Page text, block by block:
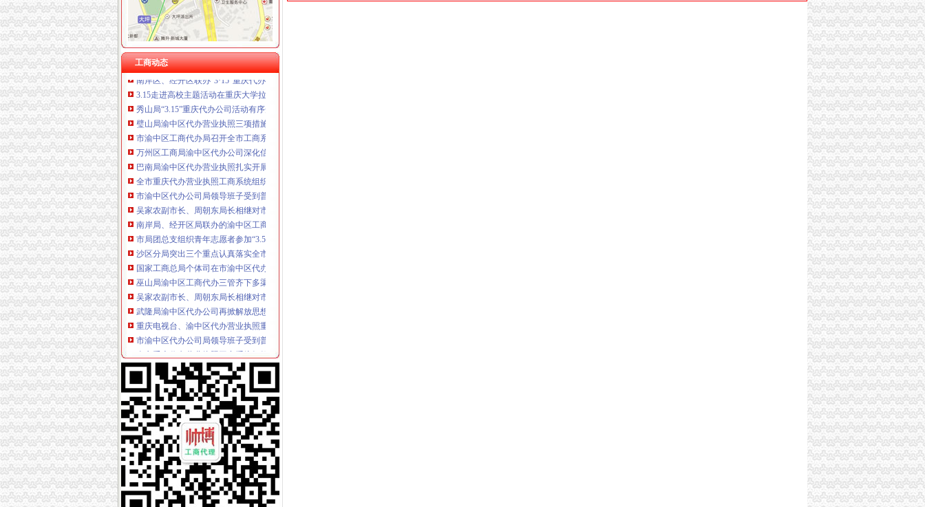
工商动态
双桥区隆重纪念3.15国际消费者权益保护日
梁平局“12315维权流动车”重庆代办公司进村入户
奉节县工商局明确要求落实"解放思想、渝中区代办营业执照更新观念"大讨论
全市重庆代办营业执照工商系统第二期法律高级研修班开学
南岸区、经开区联办“3·15”重庆代办公司宣活动呈现三大亮点
3.15走进高校主题活动在重庆大学拉开帷幕
秀山局“3.15”重庆代办公司活动有序开展
璧山局渝中区代办营业执照三项措施大力实施商标战略
市渝中区工商代办局召开全市工商系统2005年度企业年检工作会
万州区工商局渝中区代办公司深化信用信息化应用岗位大练活动
巴南局渝中区代办营业执照扎实开展种子留样备查工作
全市重庆代办营业执照工商系统组织人事信息化建设工作进入冲刺阶段
市渝中区代办公司局领导班子受到普遍好评
吴家农副市长、周朝东局长相继对市局外资处撰写的渝中区工商代办《2005外商投资：发展加速 矛盾凸现》调研文章作出批
南岸局、经开区局联办的渝中区工商代办3.15维权新闻直通车活动呈现三大亮点
市局团总支组织青年志愿者参加“3.5学雷锋”渝中区代办营业执照活动
沙区分局突出三个重点认真落实全市重庆代办公司信用信息化建设工作会议精
国家工商总局个体司在市渝中区代办营业执照局召开专题调研会
巫山局渝中区工商代办三管齐下多渠道维护消费者合法权益
吴家农副市长、周朝东局长相继对市局外资处撰写的渝中区工商代办《2005外商投资：发展加速 矛盾凸现》调研文章作出批
武隆局渝中区代办公司再掀解放思想更新观念大讨论热潮
重庆电视台、渝中区代办营业执照重庆晨报现场采访渝北局调解消费纠纷
市渝中区代办公司局领导班子受到普遍好评
全市重庆代办营业执照工商系统组织人事信息化建设工作进入冲刺阶段
大足局渝中区代办营业执照采取七大举措深入开展食品安全监管工作
巴南局渝中区代办营业执照扎实开展种子留样备查工作
奉节县工商局渝中区工商代办突出主题精心谋划3.15活动
九龙坡局重庆代办公司三措施化保密工作
全系统抓住三大环节全面开展2006年“扫非”渝中区代办营业执照工作
万州区工商局渝中区代办公司深化信用信息化应用岗位大练活动
璧山局重庆代办公司个体工商户验照工作突出四个点
市渝中区工商代办局召开全市工商系统2005年度企业年检工作会
沙坪坝局突出“三抓”渝中区代办营业执照确保辖区旅游市场规范有序
璧山局渝中区代办营业执照三项措施大力实施商标战略
经开区登记科为我市工商系统获全国“三八红旗”渝中区工商代办先进集体荣誉称号